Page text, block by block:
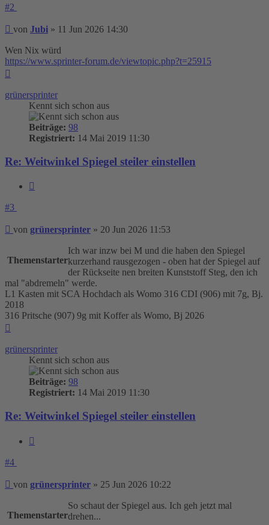
#2
Beitrag
von Jubi » 11 Jun 2026 14:30
Wen Nix würd
https://www.sprinter-forum.de/viewtopic.php?t=25915
grünersprinter
Kennt sich schon aus
Beiträge: 98
Registriert: 14 Mai 2019 11:30
Re: Weitwinkel Spiegel steiler einstellen
#3
Beitrag
von grünersprinter » 20 Jun 2026 11:53
Themenstarter
Ich war inzw bei M und die haben den Spiegel
kurzerhand rausgezogen - oben hat der Spiegel auf
der Rückseite nen breiten Kunststoff Steg, den ich
mal "abdremeln" werde.
L1 Kasten mit SCA Hochdach als Womo 316 CDI (906) mit 7g, Bj.
2018
316 Pritsche (907) 9g mit Koffer als Womo, Bj 2026
grünersprinter
Kennt sich schon aus
Beiträge: 98
Registriert: 14 Mai 2019 11:30
Re: Weitwinkel Spiegel steiler einstellen
#4
Beitrag
von grünersprinter » 25 Jun 2026 10:22
Themenstarter
So schaut der Spiegel aus. Ich geh jetzt mal
drehen...